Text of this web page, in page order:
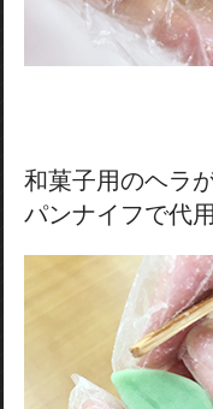
和菓子用のヘラ
パンナイフで代